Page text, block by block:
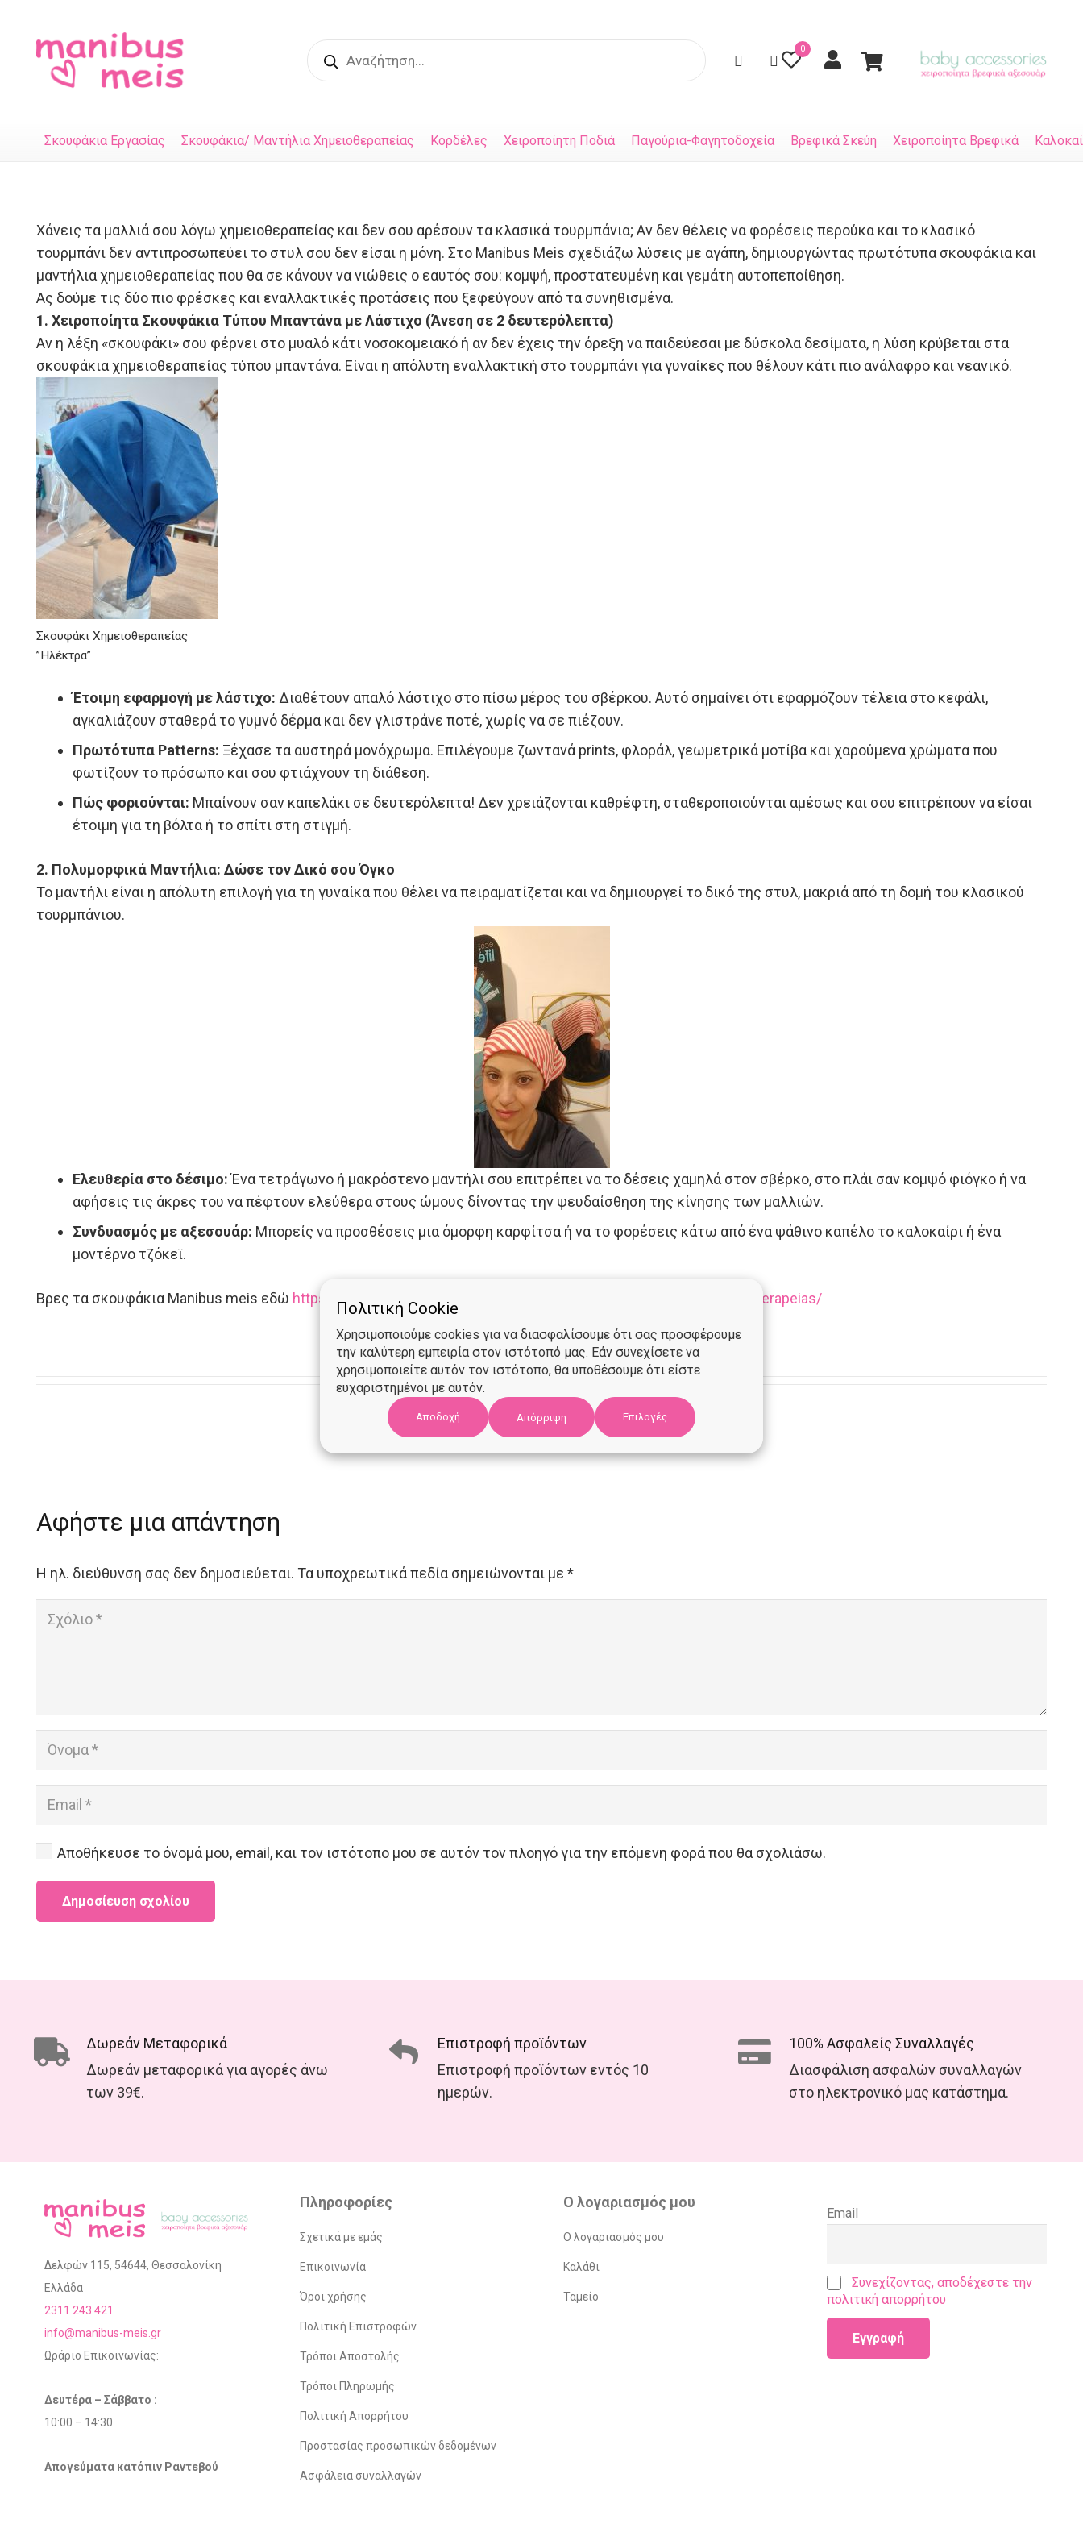
Products
search
0
Σκουφάκια Εργασίας Σκουφάκια/ Μαντήλια Χημειοθεραπείας Κορδέλες Χειροποίητη Ποδιά Παγούρια-Φαγητοδοχεία Βρεφικά Σκεύη Χειροποίητα Βρεφικά
Χάνεις τα μαλλιά σου λόγω χημειοθεραπείας και δεν σου αρέσουν τα κλασικά τουρμπάνια; Αν δεν θέλεις να φορέσεις περούκα και το κλασικό
τουρμπάνι δεν αντιπροσωπεύει το στυλ σου δεν είσαι η μόνη. Στο Manibus Meis σχεδιάζω λύσεις με αγάπη, δημιουργώντας πρωτότυπα σκουφάκια και
μαντήλια χημειοθεραπείας που θα σε κάνουν να νιώθεις ο εαυτός σου: κομψή, προστατευμένη και γεμάτη αυτοπεποίθηση.
Ας δούμε τις δύο πιο φρέσκες και εναλλακτικές προτάσεις που ξεφεύγουν από τα συνηθισμένα.
1. Χειροποίητα Σκουφάκια Τύπου Μπαντάνα με Λάστιχο (Άνεση σε 2 δευτερόλεπτα)
Αν η λέξη «σκουφάκι» σου φέρνει στο μυαλό κάτι νοσοκομειακό ή αν δεν έχεις την όρεξη να παιδεύεσαι με δύσκολα δεσίματα, η λύση κρύβεται στα
σκουφάκια χημειοθεραπείας τύπου μπαντάνα. Είναι η απόλυτη εναλλακτική στο τουρμπάνι για γυναίκες που θέλουν κάτι πιο ανάλαφρο και νεανικό.
Σκουφάκι Χημειοθεραπείας
”Ηλέκτρα”
Έτοιμη εφαρμογή με λάστιχο: Διαθέτουν απαλό λάστιχο στο πίσω μέρος του σβέρκου. Αυτό σημαίνει ότι εφαρμόζουν τέλεια στο κεφάλι,
αγκαλιάζουν σταθερά το γυμνό δέρμα και δεν γλιστράνε ποτέ, χωρίς να σε πιέζουν.
Πρωτότυπα Patterns: Ξέχασε τα αυστηρά μονόχρωμα. Επιλέγουμε ζωντανά prints, φλοράλ, γεωμετρικά μοτίβα και χαρούμενα χρώματα που
φωτίζουν το πρόσωπο και σου φτιάχνουν τη διάθεση.
Πώς φοριούνται: Μπαίνουν σαν καπελάκι σε δευτερόλεπτα! Δεν χρειάζονται καθρέφτη, σταθεροποιούνται αμέσως και σου επιτρέπουν να είσαι
έτοιμη για τη βόλτα ή το σπίτι στη στιγμή.
2. Πολυμορφικά Μαντήλια: Δώσε τον Δικό σου Όγκο
Το μαντήλι είναι η απόλυτη επιλογή για τη γυναίκα που θέλει να πειραματίζεται και να δημιουργεί το δικό της στυλ, μακριά από τη δομή του κλασικού
τουρμπάνιου.
Ελευθερία στο δέσιμο:Ένα τετράγωνο ή μακρόστενο μαντήλι σου επιτρέπει να το δέσεις χαμηλά στον σβέρκο, στο πλάι σαν κομψό φιόγκο ή να
αφήσεις τις άκρες του να πέφτουν ελεύθερα στους ώμους δίνοντας την ψευδαίσθηση της κίνησης των μαλλιών.
Συνδυασμός με αξεσουάρ: Μπορείς να προσθέσεις μια όμορφη καρφίτσα ή να το φορέσεις κάτω από ένα ψάθινο καπέλο το καλοκαίρι ή ένα
μοντέρνο τζόκεϊ.
Βρες τα σκουφάκια Manibus meis εδώ https://manibus-meis.gr/product-category/skoufakia-manthlia-chimeiotherapeias/
Αφήστε μια απάντηση
Η ηλ. διεύθυνση σας δεν δημοσιεύεται. Τα υποχρεωτικά πεδία σημειώνονται με *
Αποθήκευσε το όνομά μου, email, και τον ιστότοπο μου σε αυτόν τον πλοηγό για την επόμενη φορά που θα σχολιάσω.
Δημοσίευση σχολίου
Δωρεάν Μεταφορικά
Δωρεάν μεταφορικά για αγορές άνω
των 39€.
Επιστροφή προϊόντων
Επιστροφή προϊόντων εντός 10
ημερών.
100% Ασφαλείς Συναλλαγές
Διασφάλιση ασφαλών συναλλαγών
στο ηλεκτρονικό μας κατάστημα.
Δελφών 115, 54644, Θεσσαλονίκη
Ελλάδα
2311 243 421
info@manibus-meis.gr
Ωράριο Επικοινωνίας:
Δευτέρα – Σάββατο :
10:00 – 14:30
Απογεύματα κατόπιν Ραντεβού
Πληροφορίες
Σχετικά με εμάς
Επικοινωνία
Όροι χρήσης
Πολιτική Επιστροφών
Τρόποι Αποστολής
Τρόποι Πληρωμής
Πολιτική Απορρήτου
Προστασίας προσωπικών δεδομένων
Ασφάλεια συναλλαγών
Ο λογαριασμός μου
Ο λογαριασμός μου
Καλάθι
Ταμείο
Email
Συνεχίζοντας, αποδέχεστε την
πολιτική απορρήτου
Πολιτική Cookie
Χρησιμοποιούμε cookies για να διασφαλίσουμε ότι σας προσφέρουμε
την καλύτερη εμπειρία στον ιστότοπό μας. Εάν συνεχίσετε να
χρησιμοποιείτε αυτόν τον ιστότοπο, θα υποθέσουμε ότι είστε
ευχαριστημένοι με αυτόν.
Αποδοχή Απόρριψη Επιλογές